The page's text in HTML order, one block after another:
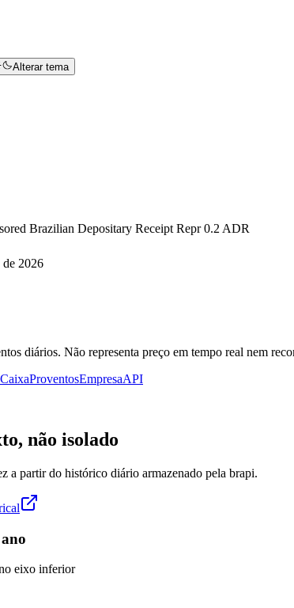
Alterar tema
Brazilian Depositary Receipt Repr 0.2 ADR
de 2026
diários. Não representa preço em tempo real nem
CaixaProventosEmpresaAPI
não isolado
a partir do histórico diário armazenado pela brapi.
eixo inferior